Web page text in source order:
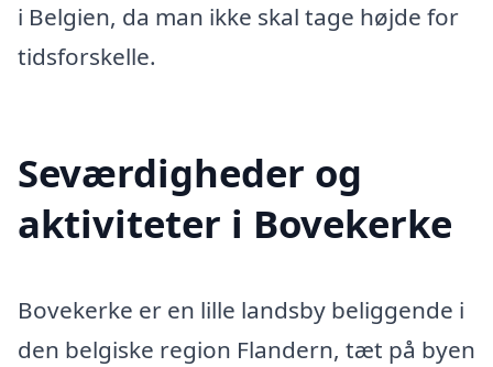
i Belgien, da man ikke skal tage højde for
tidsforskelle.
Seværdigheder og
aktiviteter i Bovekerke
Bovekerke er en lille landsby beliggende i
den belgiske region Flandern, tæt på byen